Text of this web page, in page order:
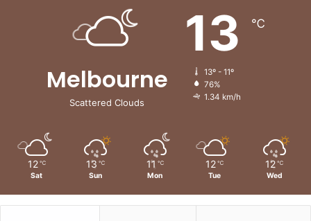
Melbourne
Scattered Clouds
13 ℃
13º - 11º
76%
1.34 km/h
12 ℃
Sat
13 ℃
Sun
11 ℃
Mon
12 ℃
Tue
12 ℃
Wed